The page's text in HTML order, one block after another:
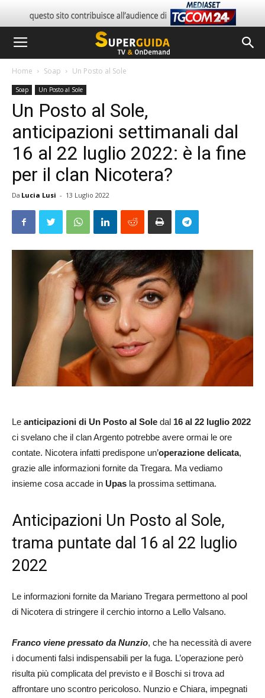
Home Soap Un Posto al Sole
Soap Un Posto al Sole
Un Posto al Sole,
anticipazioni settimanali dal
16 al 22 luglio 2022: è la fine
per il clan Nicotera?
Da Lucia Lusi - 13 Luglio 2022
Le anticipazioni di Un Posto al Sole dal 16 al 22 luglio 2022
ci svelano che il clan Argento potrebbe avere ormai le ore
contate. Nicotera infatti predispone un’operazione delicata,
grazie alle informazioni fornite da Tregara. Ma vediamo
insieme cosa accade in Upas la prossima settimana.
Anticipazioni Un Posto al Sole,
trama puntate dal 16 al 22 luglio
2022
Le informazioni fornite da Mariano Tregara permettono al pool
di Nicotera di stringere il cerchio intorno a Lello Valsano.
Franco viene pressato da Nunzio, che ha necessità di avere
i documenti falsi indispensabili per la fuga. L’operazione però
risulta più complicata del previsto e il Boschi si trova ad
affrontare uno scontro pericoloso. Nunzio e Chiara, impegnati